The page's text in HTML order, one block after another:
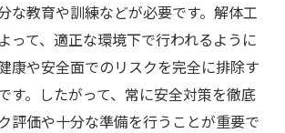
な教育や訓練などが必要です。解体工
って、適正な環境下で行われるように
康や安全面でのリスクを完全に排除す
す。したがって、常に安全対策を徹底
評価や十分な準備を行うことが重要で